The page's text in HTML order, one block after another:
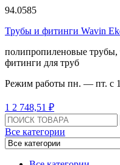
94.0585
Трубы и фитинги Wavin
полипропиленовые
фитинги для труб
Режим работы пн. — пт. с
1 2 748,51 ₽
Поиск:
Все категории